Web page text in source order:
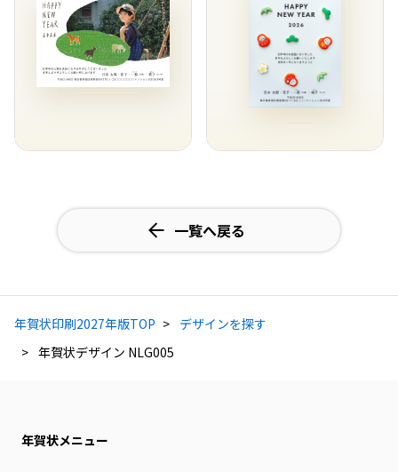
一覧へ戻る
年賀状印刷2027年版TOP
デザインを探す
年賀状デザイン NLG005
年賀状メニュー